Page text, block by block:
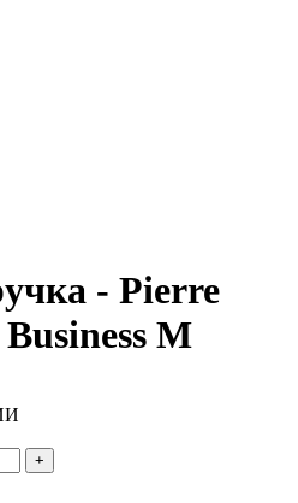
- Pierre
M
+